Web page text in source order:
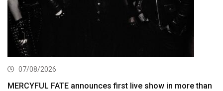
07/08/2026
MERCYFUL FATE announces first live show in more than